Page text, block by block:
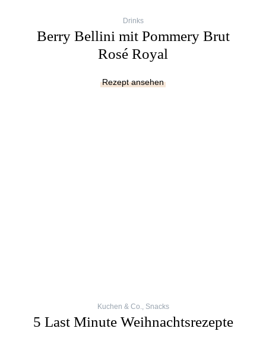
Drinks
Berry Bellini mit Pommery Brut
Rosé Royal
Rezept ansehen
Kuchen & Co., Snacks
5 Last Minute Weihnachtsrezepte